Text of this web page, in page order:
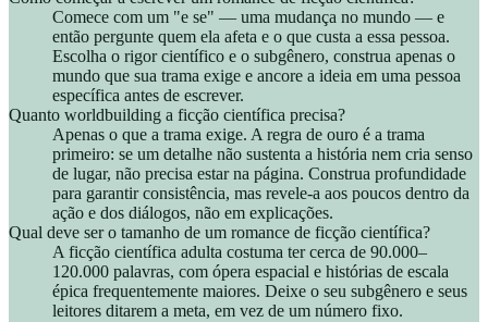
Comece com um "e se" — uma mudança no mundo — e
então pergunte quem ela afeta e o que custa a essa pessoa.
Escolha o rigor científico e o subgênero, construa apenas o
mundo que sua trama exige e ancore a ideia em uma pessoa
específica antes de escrever.
Quanto worldbuilding a ficção científica precisa?
Apenas o que a trama exige. A regra de ouro é a trama
primeiro: se um detalhe não sustenta a história nem cria senso
de lugar, não precisa estar na página. Construa profundidade
para garantir consistência, mas revele-a aos poucos dentro da
ação e dos diálogos, não em explicações.
Qual deve ser o tamanho de um romance de ficção científica?
A ficção científica adulta costuma ter cerca de 90.000–
120.000 palavras, com ópera espacial e histórias de escala
épica frequentemente maiores. Deixe o seu subgênero e seus
leitores ditarem a meta, em vez de um número fixo.